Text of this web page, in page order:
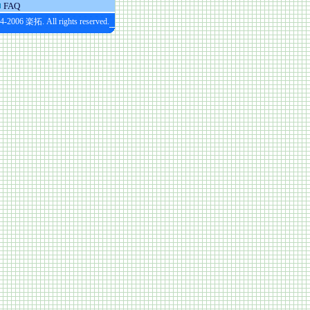
FAQ
2006 楽拓. All rights reserved.